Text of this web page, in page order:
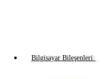
Bilgisayar Bileşenleri